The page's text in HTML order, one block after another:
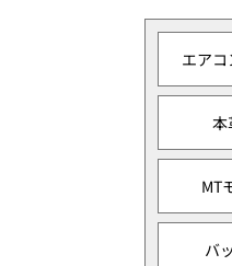
エア
本
MT
バ